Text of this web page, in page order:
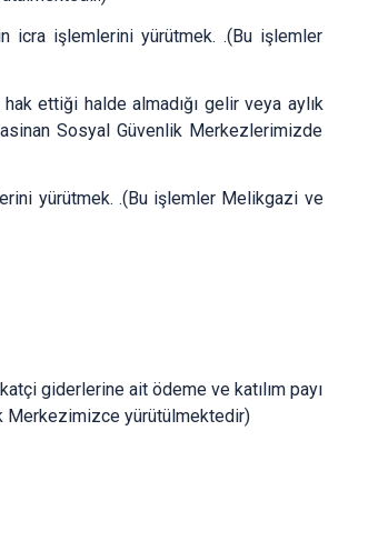
icra işlemlerini yürütmek. .(Bu işlemler
ettiği halde almadığı gelir veya aylık
Sosyal Güvenlik Merkezlerimizde
yürütmek. .(Bu işlemler Melikgazi ve
giderlerine ait ödeme ve katılım payı
Merkezimizce yürütülmektedir)